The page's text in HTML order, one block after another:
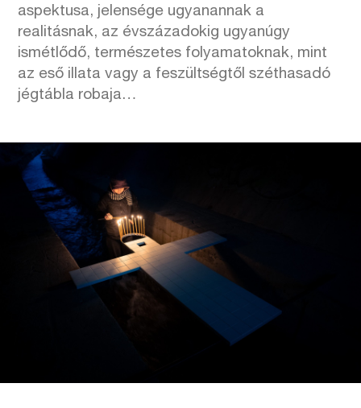
aspektusa, jelensége ugyanannak a
realitásnak, az évszázadokig ugyanúgy
ismétlődő, természetes folyamatoknak, mint
az eső illata vagy a feszültségtől széthasadó
jégtábla robaja…